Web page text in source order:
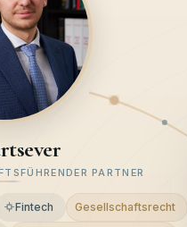
PARTNER
Fintech Gesellschaftsrecht